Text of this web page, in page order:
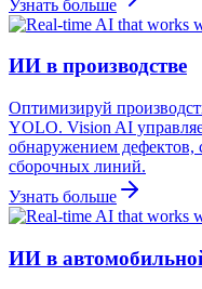
Узнать больше
ИИ в производстве
Оптимизируй
YOLO. Vision AI
обнаружением
сборочных линий.
Узнать больше
ИИ в